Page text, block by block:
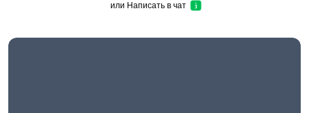
или Написать в чат